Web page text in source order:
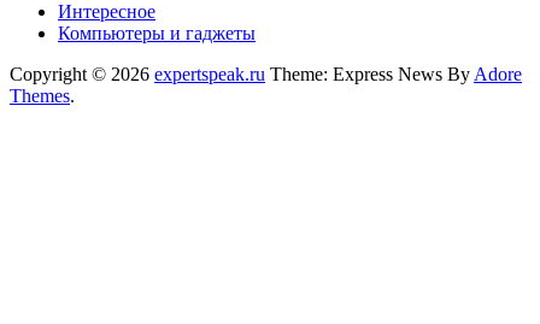
Интересное
Компьютеры и гаджеты
Copyright © 2026 expertspeak.ru Theme: Express News By Adore
Themes.